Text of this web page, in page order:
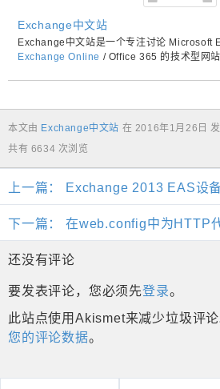
Exchange中文站
Exchange中文站是一个专注讨论 Microsoft
Exchange Online / Office 365 的技术型网站
本文由 Exchange中文站 在 2016年1月26日
共有 6634 次浏览
上一篇： Exchange 2013 EAS设
下一篇： 在web.config中为HTTP
还没有评论
要发表评论，您必须先登录。
此站点使用Akismet来减少垃圾评论
您的评论数据。